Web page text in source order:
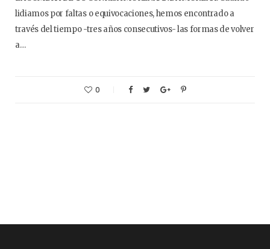
lidiamos por faltas o equivocaciones, hemos encontrado a
través del tiempo -tres años consecutivos- las formas de volver
a…
0